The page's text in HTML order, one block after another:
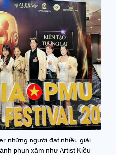
những người đạt nhiều giải
phun xăm như Artist Kiều